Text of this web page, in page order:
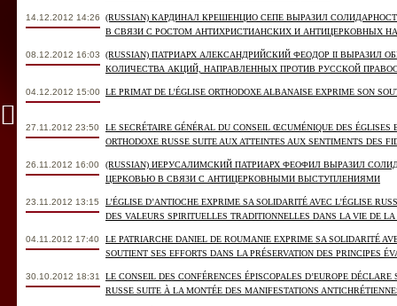
14.12.2012 14:26
(RUSSIAN) КАРДИНАЛ КРЕШЕНЦИО СЕПЕ ВЫРАЗИЛ
В СВЯЗИ С РОСТОМ АНТИХРИСТИАНСКИХ И АНТИЦЕРКОВНЫХ
08.12.2012 16:03
(RUSSIAN) ПАТРИАРХ АЛЕКСАНДРИЙСКИЙ ФЕОДОР II ВЫРАЗИЛ
КОЛИЧЕСТВА АКЦИЙ, НАПРАВЛЕННЫХ ПРОТИВ РУССКОЙ
04.12.2012 15:00 LE PRIMAT DE L’ÉGLISE ORTHODOXE ALBANAISE EXPRIME SON
27.11.2012 23:50
LE SECRÉTAIRE GÉNÉRAL DU CONSEIL ŒCUMÉNIQUE DES ÉGLISES
ORTHODOXE RUSSE SUITE AUX ATTEINTES AUX SENTIMENTS DES
26.11.2012 16:00
(RUSSIAN) ИЕРУСАЛИМСКИЙ ПАТРИАРХ ФЕОФИЛ ВЫРАЗИЛ
ЦЕРКОВЬЮ В СВЯЗИ С АНТИЦЕРКОВНЫМИ ВЫСТУПЛЕНИЯМИ
23.11.2012 13:15
L’ÉGLISE D’ANTIOCHE EXPRIME SA SOLIDARITÉ AVEC L’ÉGLISE
DES VALEURS SPIRITUELLES TRADITIONNELLES DANS LA VIE DE LA
04.11.2012 17:40
LE PATRIARCHE DANIEL DE ROUMANIE EXPRIME SA SOLIDARITÉ
SOUTIENT SES EFFORTS DANS LA PRÉSERVATION DES PRINCIPES
30.10.2012 18:31
LE CONSEIL DES CONFÉRENCES ÉPISCOPALES D’EUROPE DÉCLARE
RUSSE SUITE À LA MONTÉE DES MANIFESTATIONS